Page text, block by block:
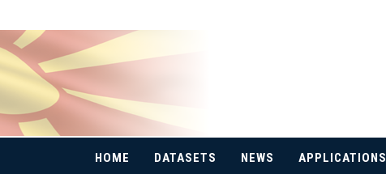
HOME DATASETS NEWS APPLICATIONS